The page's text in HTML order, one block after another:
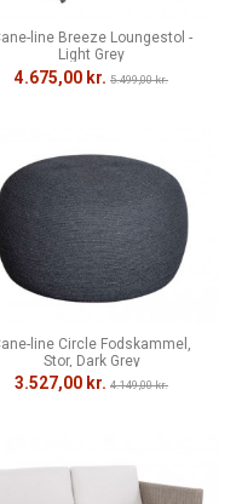
line Breeze Loungestol -
Light Grey
4.675,00 kr. 5.499,00 kr.
line Circle Fodskammel,
Stor, Dark Grey
3.527,00 kr. 4.149,00 kr.